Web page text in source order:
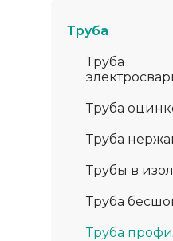
Труба
Труба
Труба
Труба
Трубы в
Труба
Труба